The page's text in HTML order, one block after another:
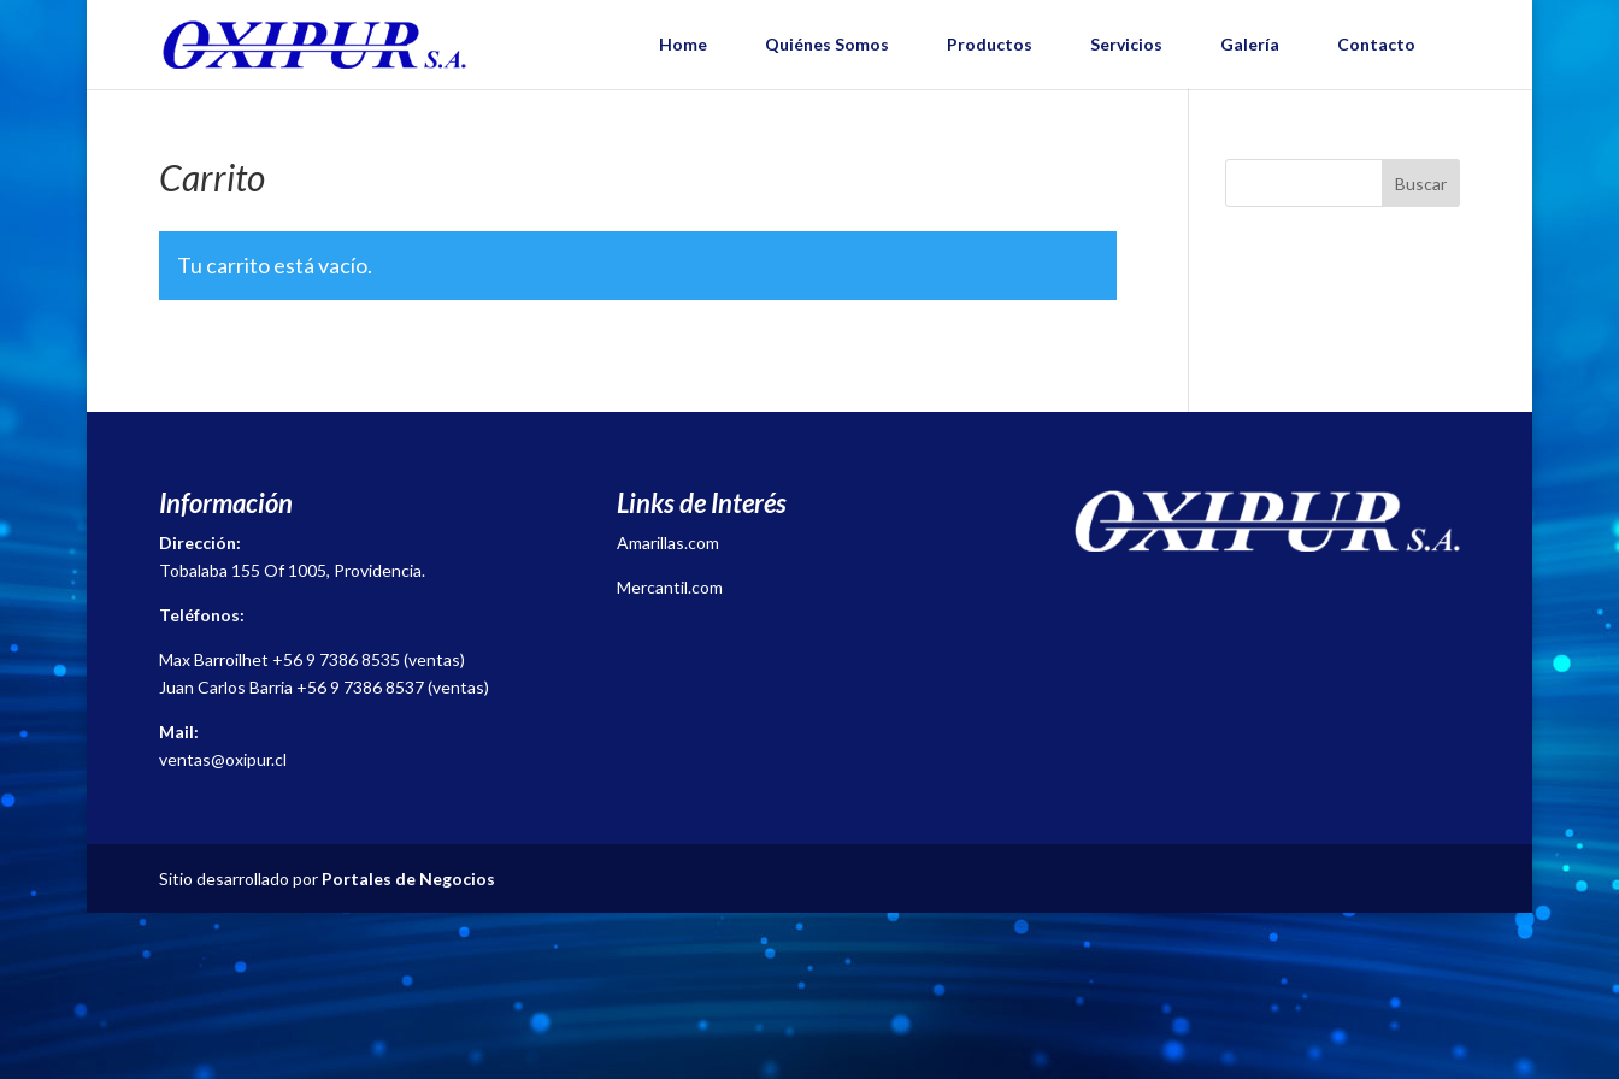
Home Quiénes Somos Productos Servicios Galería Contacto
Carrito
Tu carrito está vacío.
Información
Dirección:
Tobalaba 155 Of 1005, Providencia.
Teléfonos:
Max Barroilhet +56 9 7386 8535 (ventas)
Juan Carlos Barria +56 9 7386 8537(ventas)
Mail:
ventas@oxipur.cl
Links de Interés
Amarillas.com
Mercantil.com
Sitio desarrollado por Portales de Negocios